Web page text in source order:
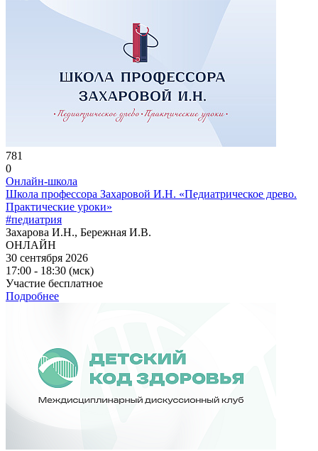
781
0
Онлайн-школа
Школа профессора Захаровой И.Н. «Педиатрическое древо.
Практические уроки»
#педиатрия
Захарова И.Н., Бережная И.В.
ОНЛАЙН
30 сентября 2026
17:00 - 18:30 (мск)
Участие бесплатное
Подробнее